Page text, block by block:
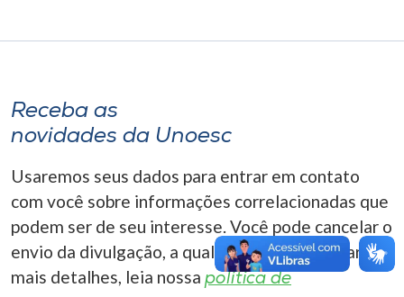
A+
Receba as
novidades da Unoesc
Usaremos seus dados para entrar em contato
com você sobre informações correlacionadas que
podem ser de seu interesse. Você pode cancelar o
envio da divulgação, a qualquer momento. Para
mais detalhes, leia nossa política de